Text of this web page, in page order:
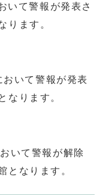
いて警報が発表さ
ります。
いて警報が発表
なります。
いて警報が解除
となります。